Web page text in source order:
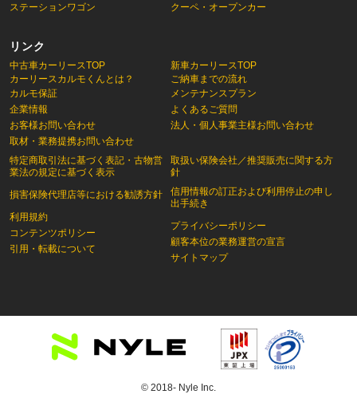
ステーションワゴン
クーペ・オープンカー
リンク
中古車カーリースTOP
カーリースカルモくんとは？
新車カーリースTOP
ご納車までの流れ
カルモ保証
企業情報
お客様お問い合わせ
取材・業務提携お問い合わせ
特定商取引法に基づく表記・古物営
業法の規定に基づく表示
損害保険代理店等における勧誘方針
利用規約
コンテンツポリシー
引用・転載について
メンテナンスプラン
よくあるご質問
法人・個人事業主様お問い合わせ
取扱い保険会社／推奨販売に関する方
針
信用情報の訂正および利用停止の申し
出手続き
プライバシーポリシー
顧客本位の業務運営の宣言
サイトマップ
© 2018- Nyle Inc.